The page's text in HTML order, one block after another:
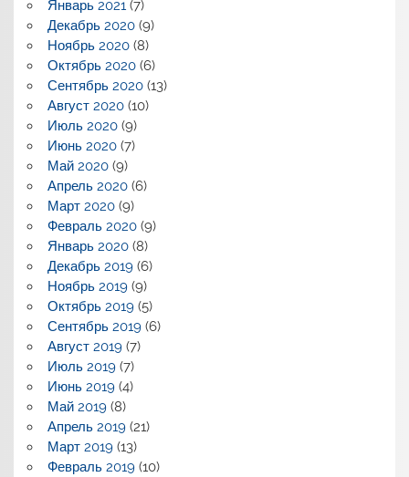
Январь 2021(7)
Декабрь 2020(9)
Ноябрь 2020(8)
Октябрь 2020(6)
Сентябрь 2020(13)
Август 2020(10)
Июль 2020(9)
Июнь 2020(7)
Май 2020(9)
Апрель 2020(6)
Март 2020(9)
Февраль 2020(9)
Январь 2020(8)
Декабрь 2019(6)
Ноябрь 2019(9)
Октябрь 2019(5)
Сентябрь 2019(6)
Август 2019(7)
Июль 2019(7)
Июнь 2019(4)
Май 2019(8)
Апрель 2019(21)
Март 2019(13)
Февраль 2019(10)